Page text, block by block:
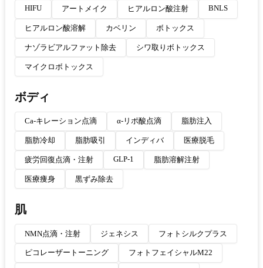
HIFU アートメイク ヒアルロン酸注射 BNLS
ヒアルロン酸溶解 カベリン ボトックス
ナゾラビアルファット除去 シワ取りボトックス
マイクロボトックス
ボディ
Ca-キレーション点滴 α-リポ酸点滴 脂肪注入
脂肪冷却 脂肪吸引 インディバ 医療脱毛
疲労回復点滴・注射 GLP-1 脂肪溶解注射
医療痩身 黒ずみ除去
肌
NMN点滴・注射 ジェネシス フォトシルクプラス
ピコレーザートーニング フォトフェイシャルM22